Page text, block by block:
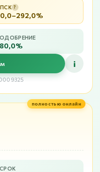
ПСК ?
0,0–292,0%
ОДОБРЕНИЕ
80,0%
i
полностью онлайн
СРОК